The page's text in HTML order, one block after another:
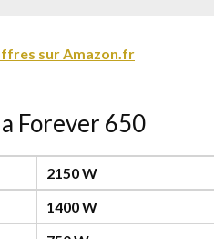
sur Amazon.fr
Forever 650
2150 W
1400 W